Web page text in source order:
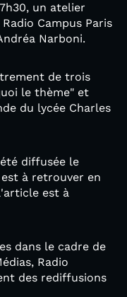
un atelier
Campus Paris
Narboni.
de trois
le thème" et
du lycée Charles
diffusée le
est à retrouver en
est à
dans le cadre de
Radio
des rediffusions